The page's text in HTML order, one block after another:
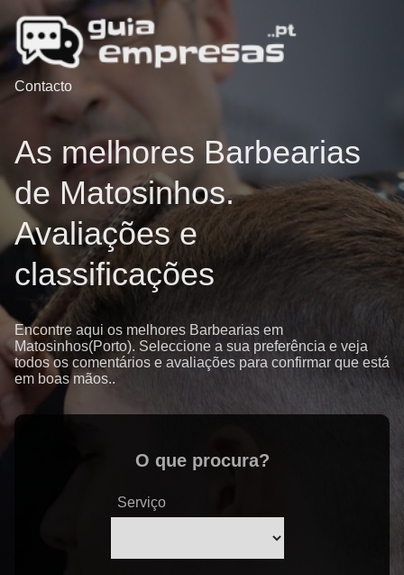
Contacto
As melhores Barbearias
de Matosinhos.
Avaliações e
classificações
Encontre aqui os melhores Barbearias em
Matosinhos(Porto). Seleccione a sua preferência e veja
todos os comentários e avaliações para confirmar que está
em boas mãos..
O que procura?
Serviço